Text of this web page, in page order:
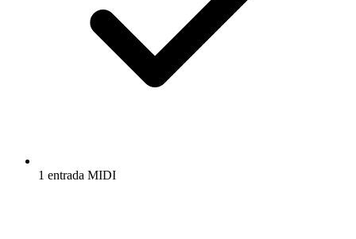
1 entrada MIDI